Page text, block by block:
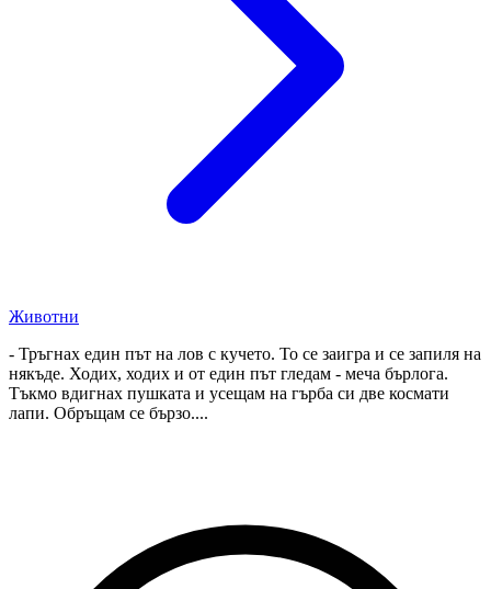
Животни
- Тръгнах един път на лов с кучето. То се заигра и се запиля на
някъде. Ходих, ходих и от един път гледам - меча бърлога.
Тъкмо вдигнах пушката и усещам на гърба си две космати
лапи. Обръщам се бързо....